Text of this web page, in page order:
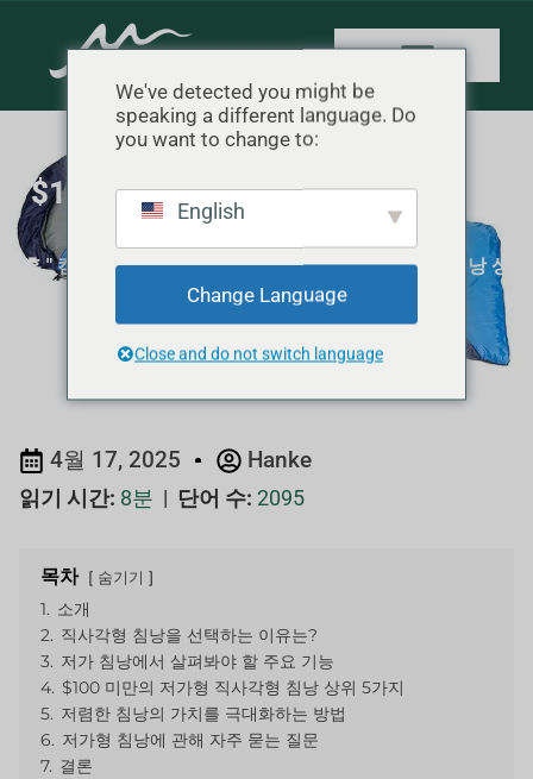
$100 미만의 저가형 직사각형 침낭
상위 5가지
홈"캠핑 장비 리뷰"$100 미만의 저가형 직사각형 침낭 상
위 5가지
4월 17, 2025 Hanke
읽기 시간: 8분 | 단어 수: 2095
목차 숨기기
1. 소개
2. 직사각형 침낭을 선택하는 이유는?
3. 저가 침낭에서 살펴봐야 할 주요 기능
4. $100 미만의 저가형 직사각형 침낭 상위 5가지
5. 저렴한 침낭의 가치를 극대화하는 방법
6. 저가형 침낭에 관해 자주 묻는 질문
7. 결론
We've detected you might be
speaking a different language. Do
you want to change to:
English
Change Language
Close and do not switch language